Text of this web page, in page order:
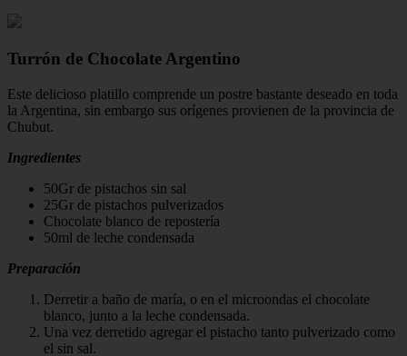
Turrón de Chocolate Argentino
Este delicioso platillo comprende un postre bastante deseado en toda
la Argentina, sin embargo sus orígenes provienen de la provincia de
Chubut.
Ingredientes
50Gr de pistachos sin sal
25Gr de pistachos pulverizados
Chocolate blanco de repostería
50ml de leche condensada
Preparación
Derretir a baño de maría, o en el microondas el chocolate
blanco, junto a la leche condensada.
Una vez derretido agregar el pistacho tanto pulverizado como
el sin sal.